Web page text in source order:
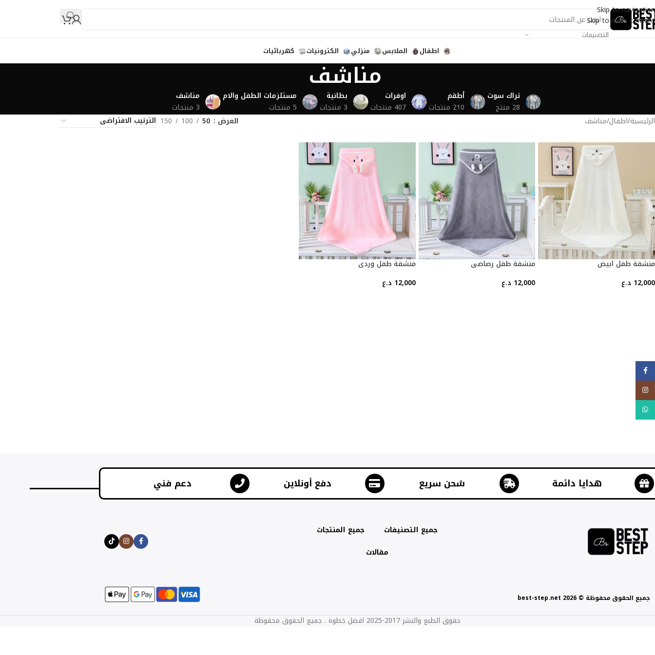
Skip to navigation
Skip to main content
التصنيفات
اطفال
الملابس منزلي الكترونيات كهربائيات
مناشف
تراك سوت
28 منتج
أطقم
210 منتجات
اوفرات
407 منتجات
بطانية
3 منتجات
مستلزمات الطفل والام
5 منتجات
مناشف
3 منتجات
الرئيسية اطفال مناشف العرض 50
100
150
منشفة طفل ابيض
12,000 د.ع
منشفة طفل رصاصي
12,000 د.ع
منشفة طفل وردي
12,000 د.ع
هدايا دائمة شحن سريع دفع أونلاين دعم فني
جميع التصنيفات
جميع المنتجات
مقالات
جميع الحقوق محفوظة © best-step.net 2026
حقوق الطبع والنشر 2017-2025 افضل خطوة . جميع الحقوق محفوظة